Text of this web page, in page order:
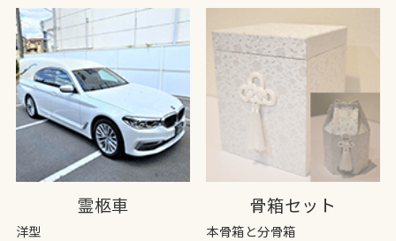
霊柩車
洋型
骨箱セット
本骨箱と分骨箱